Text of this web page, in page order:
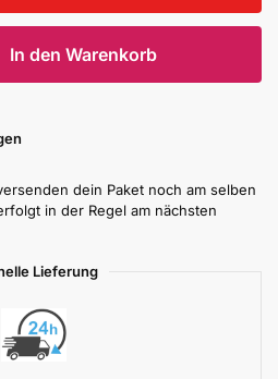
In den Warenkorb
dein Paket noch am selben
in der Regel am nächsten
Lieferung